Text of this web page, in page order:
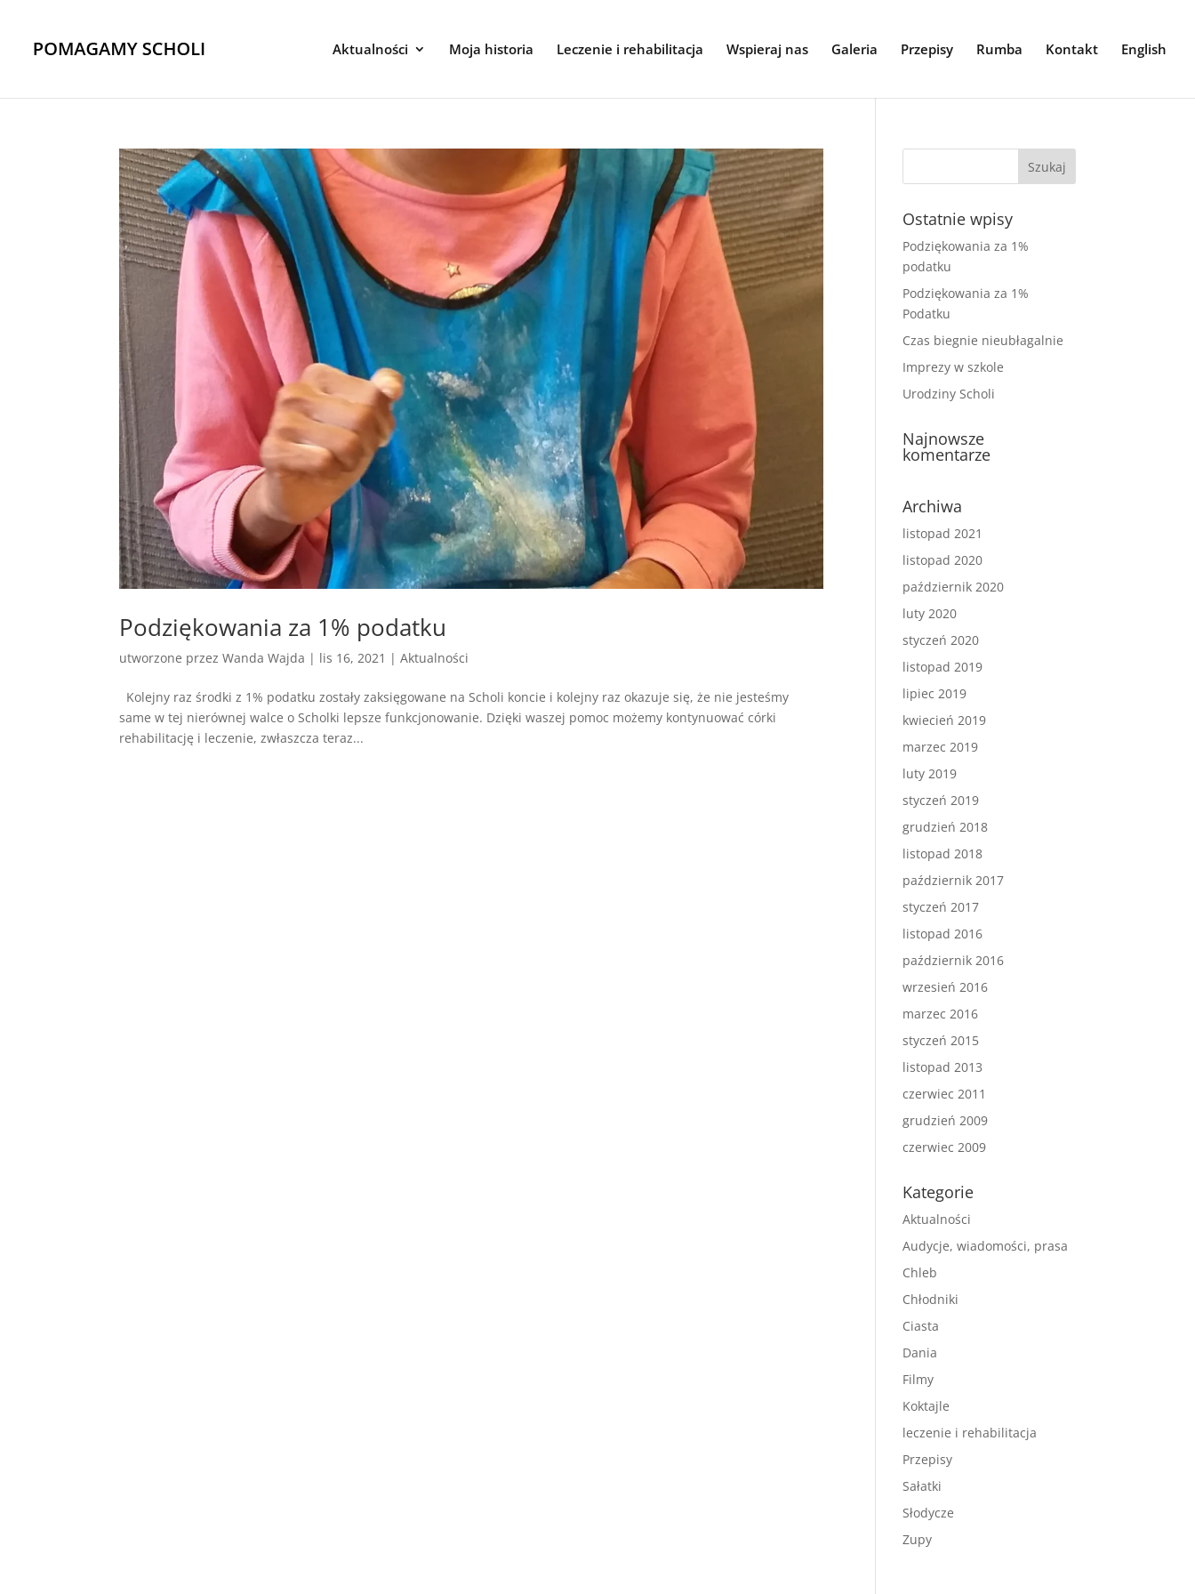
Aktualności Moja historia Leczenie i rehabilitacja Wspieraj nas Galeria Przepisy Rumba Kontakt English
Podziękowania za 1% podatku
utworzone przezWanda Wajda | lis 16, 2021 |Aktualności
Kolejny raz środki z 1% podatku zostały zaksięgowane na Scholi koncie i kolejny raz okazuje się, że nie jesteśmy
same w tej nierównej walce o Scholki lepsze funkcjonowanie. Dzięki waszej pomoc możemy kontynuować córki
rehabilitację i leczenie, zwłaszcza teraz...
Ostatnie wpisy
Podziękowania za 1%
podatku
Podziękowania za 1%
Podatku
Czas biegnie nieubłagalnie
Imprezy w szkole
Urodziny Scholi
Najnowsze
komentarze
Archiwa
listopad 2021
listopad 2020
październik 2020
luty 2020
styczeń 2020
listopad 2019
lipiec 2019
kwiecień 2019
marzec 2019
luty 2019
styczeń 2019
grudzień 2018
listopad 2018
październik 2017
styczeń 2017
listopad 2016
październik 2016
wrzesień 2016
marzec 2016
styczeń 2015
listopad 2013
czerwiec 2011
grudzień 2009
czerwiec 2009
Kategorie
Aktualności
Audycje, wiadomości, prasa
Chleb
Chłodniki
Ciasta
Dania
Filmy
Koktajle
leczenie i rehabilitacja
Przepisy
Sałatki
Słodycze
Zupy